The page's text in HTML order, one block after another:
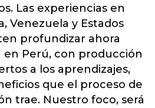
Las experiencias en
Venezuela y Estados
profundizar ahora
en Perú, con producción
a los aprendizajes,
que el proceso de
trae. Nuestro foco, será